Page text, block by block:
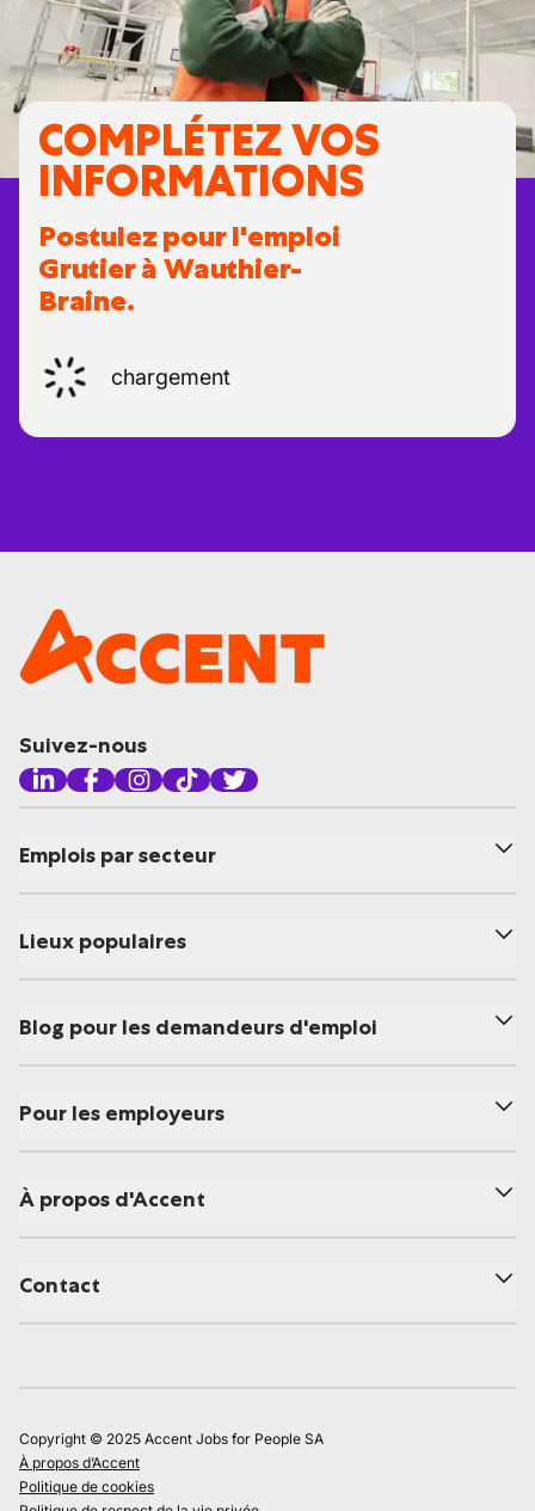
COMPLÉTEZ VOS
INFORMATIONS
Postulez pour l'emploi
Grutier à Wauthier-
Braine.
chargement
Suivez-nous
Emplois par secteur
Lieux populaires
Blog pour les demandeurs d'emploi
Pour les employeurs
À propos d'Accent
Contact
Copyright © 2025 Accent Jobs for People SA
À propos d’Accent
Politique de cookies